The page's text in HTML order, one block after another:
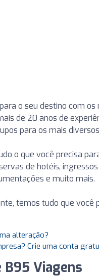
o seu destino com
de 20 anos de
para os mais
o que você precisa
de hotéis,
e muito mais.
temos tudo que você
alteração?
Crie uma conta
B95 Viagens